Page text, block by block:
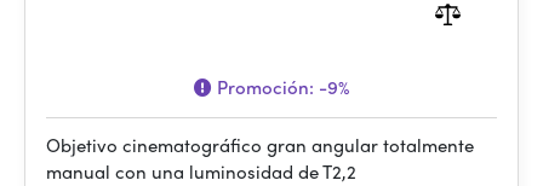
Promoción: -9%
Objetivo cinematográfico gran angular totalmente
manual con una luminosidad de T2,2